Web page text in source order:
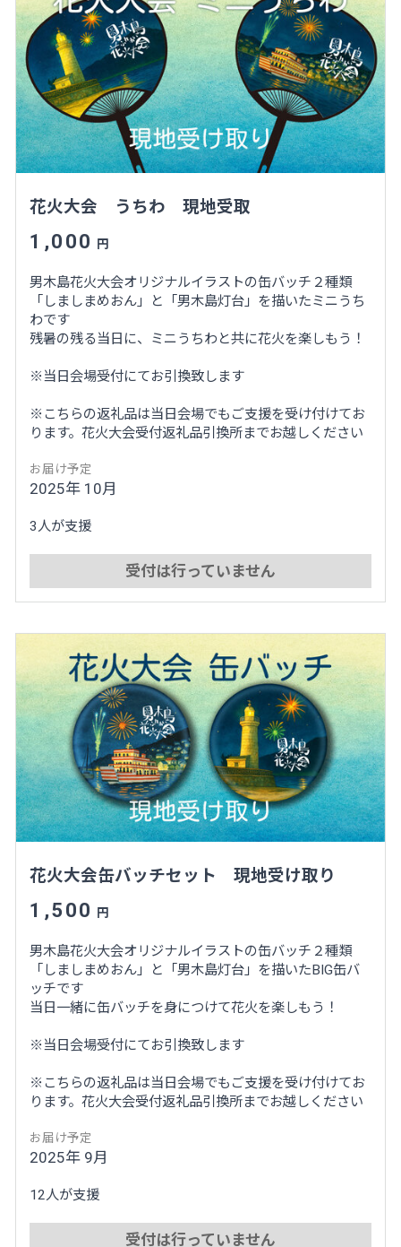
花火大会 うちわ 現地受取
1,000 円
男木島花火大会オリジナルイラストの缶バッチ２種類
「しましまめおん」と「男木島灯台」を描いたミニうち
わです
残暑の残る当日に、ミニうちわと共に花火を楽しもう！
※当日会場受付にてお引換致します
※こちらの返礼品は当日会場でもご支援を受け付けてお
ります。花火大会受付返礼品引換所までお越しください
お届け予定
2025年 10月
3人が支援
受付は行っていません
花火大会缶バッチセット 現地受け取り
1,500 円
男木島花火大会オリジナルイラストの缶バッチ２種類
「しましまめおん」と「男木島灯台」を描いたBIG缶バ
ッチです
当日一緒に缶バッチを身につけて花火を楽しもう！
※当日会場受付にてお引換致します
※こちらの返礼品は当日会場でもご支援を受け付けてお
ります。花火大会受付返礼品引換所までお越しください
お届け予定
2025年 9月
12人が支援
受付は行っていません